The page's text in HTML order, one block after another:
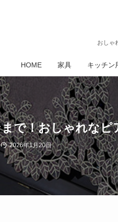
おしゃ
HOME 家具 キッチン
で！おしゃれなピ
2026年1月20日